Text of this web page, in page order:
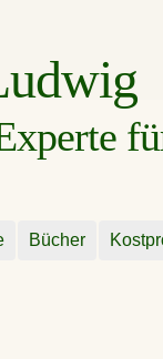
Bücher